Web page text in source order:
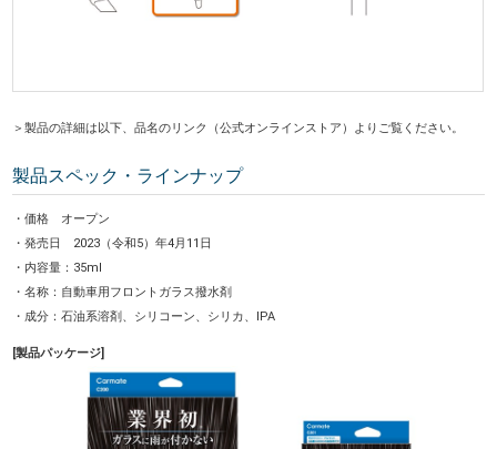
＞製品の詳細は以下、品名のリンク（公式オンラインストア）よりご覧ください。
製品スペック・ラインナップ
・価格 オープン
・発売日 2023（令和5）年4月11日
・内容量：35ml
・名称：自動車用フロントガラス撥水剤
・成分：石油系溶剤、シリコーン、シリカ、IPA
[製品パッケージ]